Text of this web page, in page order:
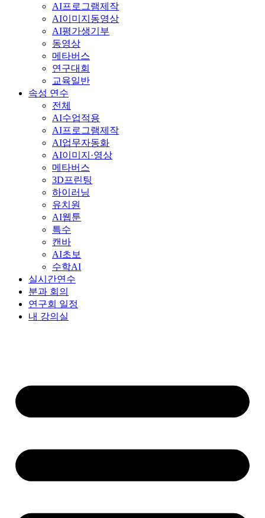
AI프로그램제작
AI이미지동영상
AI평가생기부
동영상
메타버스
연구대회
교육일반
속성 연수
전체
AI수업적용
AI프로그램제작
AI업무자동화
AI이미지·영상
메타버스
3D프린팅
하이러닝
유치원
AI웹툰
특수
캔바
AI초보
수학AI
실시간연수
분과 회의
연구회 일정
내 강의실